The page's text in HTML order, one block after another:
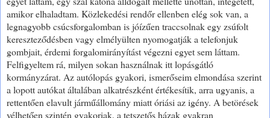
amikor elhaladtam. Közlekedési rendőr ellenben elég sok van, a
legnagyobb csúcsforgalomban is jóízűen traccsolnak egy zsúfolt
kereszteződésben vagy elmélyülten nyomogatják a telefonjuk
gombjait, érdemi forgalomirányítást végezni egyet sem láttam.
Felfigyeltem rá, milyen sokan használnak itt lopásgátló
kormányzárat. Az autólopás gyakori, ismerőseim elmondása szerint
a lopott autókat általában alkatrészként értékesítik, arra ugyanis, a
rettentően elavult járműállomány miatt óriási az igény. A betörések
vélhetően szintén gyakoriak, a tetszetős házak gyakran